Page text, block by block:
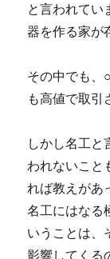
と言われてい
器を作る家が
その中でも、
も高値で取引
しかし名工と
われないこと
れば教えがあ
名工にはなる
いうことは、
影響してくる